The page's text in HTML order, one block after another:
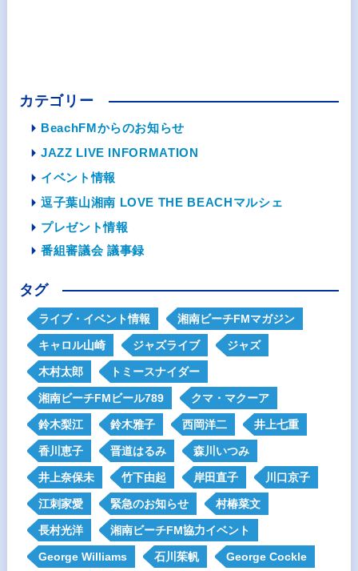
カテゴリー
BeachFMからのお知らせ
JAZZ LIVE INFORMATION
イベント情報
逗子葉山湘南 LOVE THE BEACHマルシェ
プレゼント情報
番組審議会 議事録
タグ
ライブ・イベント情報 湘南ビーチFMマガジン
キャロル山崎 ジャズライブ ジャズ
木村太郎 トミースナイダー
湘南ビーチFMビール789 クマ・マクーア
鈴木梨江 鈴木雅子 西岡洋二 井上七重
香川恵子 晋道はるみ 森川いつみ
井上奈保未 竹下由起 岸田直子 川口京子
江刺家愛 緊急のお知らせ 村椿菜文
長村光洋 湘南ビーチFM協力イベント
George Williams 石川茱帆 George Cockle